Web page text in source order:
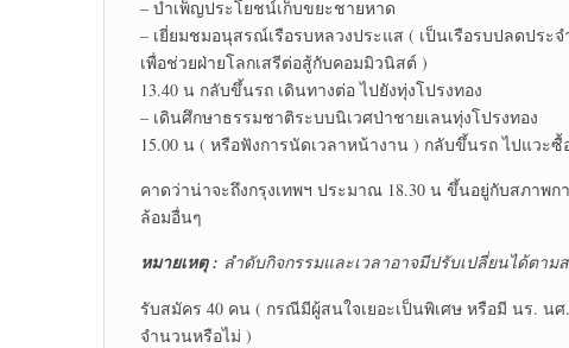
– บำเพ็ญประโยชน์เก็บขยะชายหาด
– เยี่ยมชมอนุสรณ์เรือรบหลวงประแส ( เป็นเรือรบปลดประ
เพื่อช่วยฝ่ายโลกเสรีต่อสู้กับคอมมิวนิสต์ )
13.40 น กลับขึ้นรถ เดินทางต่อ ไปยังทุ่งโปรงทอง
– เดินศึกษาธรรมชาติระบบนิเวศป่าชายเลนทุ่งโปรงทอง
15.00 น ( หรือฟังการนัดเวลาหน้างาน ) กลับขึ้นรถ ไปแวะ
คาดว่าน่าจะถึงกรุงเทพฯ ประมาณ 18.30 น ขึ้นอยู่กับสภาพ
ล้อมอื่นๆ
หมายเหตุ : ลำดับกิจกรรมและเวลาอาจมีปรับเปลี่ยนได้ตา
รับสมัคร 40 คน ( กรณีมีผู้สนใจเยอะเป็นพิเศษ หรือมี นร.
จำนวนหรือไม่ )